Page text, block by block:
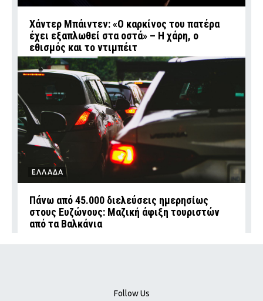
Χάντερ Μπάιντεν: «Ο καρκίνος του πατέρα
έχει εξαπλωθεί στα οστά» – Η χάρη, ο
εθισμός και το ντιμπέιτ
ΕΛΛΑΔΑ
Πάνω από 45.000 διελεύσεις ημερησίως
στους Ευζώνους: Μαζική άφιξη τουριστών
από τα Βαλκάνια
Follow Us